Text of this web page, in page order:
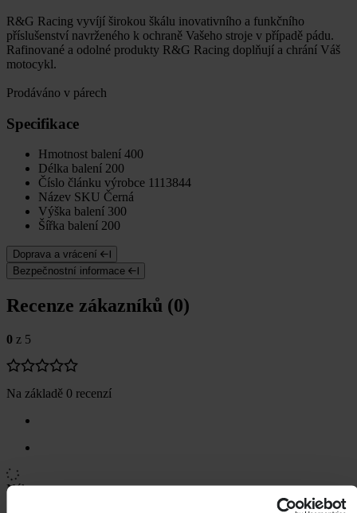
R&G Racing vyvíjí širokou škálu inovativního a funkčního
příslušenství navrženého k ochraně Vašeho stroje v případě pádu.
Rafinované a odolné produkty R&G Racing doplňují a chrání Váš
motocykl.
Prodáváno v párech
Specifikace
Hmotnost balení 400
Délka balení 200
Číslo článku výrobce 1113844
Název SKU Černá
Výška balení 300
Šířka balení 200
Doprava a vrácení
Bezpečnostní informace
Recenze zákazníků (0)
0 z 5
Na základě 0 recenzí
Nákupy